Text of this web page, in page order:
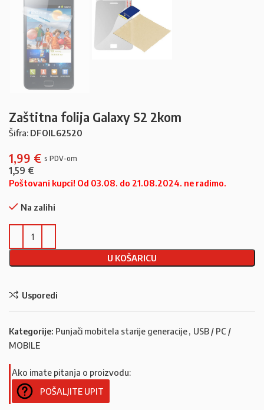
Zaštitna folija Galaxy S2 2kom
Šifra: DFOIL62520
1,99 €
1,59 €
Poštovani kupci! Od 03.08. do 21.08.2024. ne radimo.
Na zalihi
U KOŠARICU
Usporedi
Kategorije: Punjači mobitela starije generacije, USB / PC /
MOBILE
Ako imate pitanja o proizvodu:
POŠALJITE UPIT